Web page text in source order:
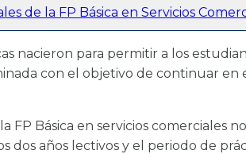
de la FP Básica en Servicios
nacieron para permitir a los
con el objetivo de continuar
FP Básica en servicios comerciales
dos años lectivos y el periodo de